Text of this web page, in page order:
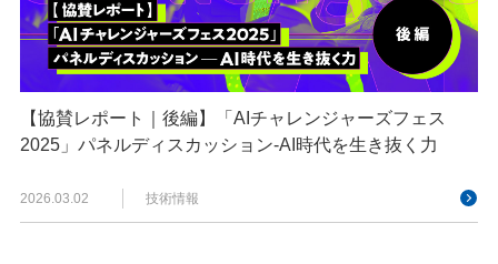
【協賛レポート｜後編】「AIチャレンジャーズフェス
2025」パネルディスカッション-AI時代を生き抜く力
2026.03.02 技術情報